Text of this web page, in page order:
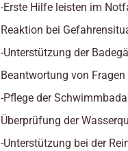
-Erste Hilfe leisten im
Reaktion bei
-Unterstützung der
Beantwortung von Fragen
-Pflege der
Überprüfung der
-Unterstützung bei der